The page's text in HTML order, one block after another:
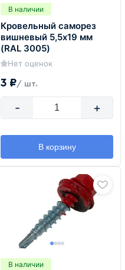
В наличии
Кровельный саморез
вишневый 5,5х19 мм
(RAL 3005)
Нет оценок
3 ₽/ шт.
- +
В корзину
В наличии